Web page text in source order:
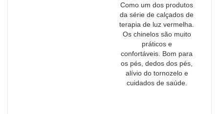
Como um dos produtos
da série de calçados de
terapia de luz vermelha.
Os chinelos são muito
práticos e
confortáveis. Bom para
os pés, dedos dos pés,
alívio do tornozelo e
cuidados de saúde.